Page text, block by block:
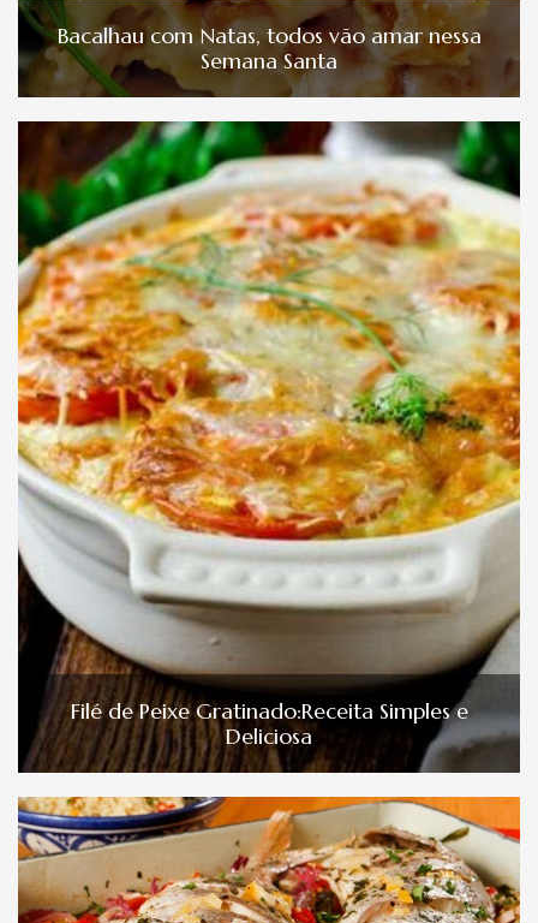
Bacalhau com Natas, todos vão amar nessa
Semana Santa
Filé de Peixe Gratinado:Receita Simples e
Deliciosa